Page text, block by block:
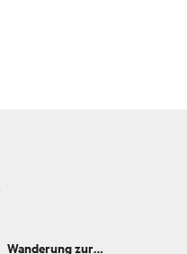
Wanderung zur